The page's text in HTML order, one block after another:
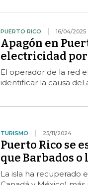
PUERTO RICO 16/04/2025
Apagón en
electricidad
El operador de la red
identificar la causa del
TURISMO 25/11/2024
Puerto Rico se
que Barbados o
La isla ha recuperado